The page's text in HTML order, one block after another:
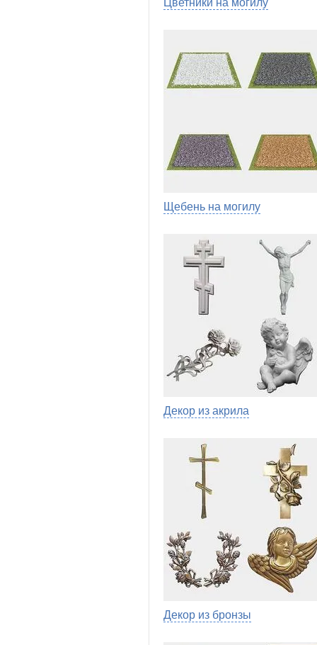
Цветники на могилу
Щебень на могилу
Декор из акрила
Декор из бронзы